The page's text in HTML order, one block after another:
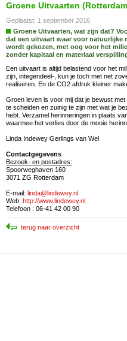
Groene Uitvaarten
Geplaatst: 1 september 2016
Groene Uitvaarten, wat zijn dat?
dat een uitvaart waar voor natuurlijke
wordt gekozen, met oog voor het
zonder kapitaal en materiaal
Een uitvaart is altijd belastend voor het
zijn, integendeel-, kun je toch met net
realiseren. En de CO2 afdruk kleiner
Groen leven is voor mij dat je bewust
te scheiden en zuinig te zijn met wat je
hebt. Verzamel herinneringen in plaats
waarmee het verlies door de mooie
Linda Indewey Gerlings van Wel
Contactgegevens
Bezoek- en postadres:
Spoorweghaven 160
3071 ZG Rotterdam
E-mail: linda@lindewey.nl
Web: http://www.lindewey.nl
Telefoon : 06-41 42 00 90
terug naar overzicht